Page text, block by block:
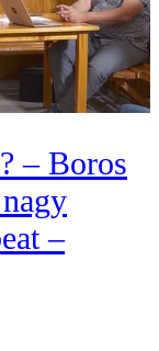
– Boros
–